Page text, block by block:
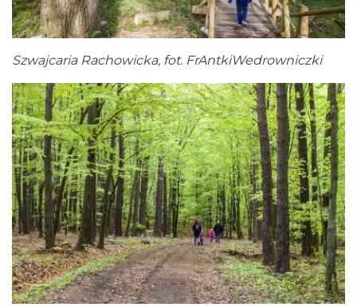
Szwajcaria Rachowicka, fot. FrAntkiWedrowniczki